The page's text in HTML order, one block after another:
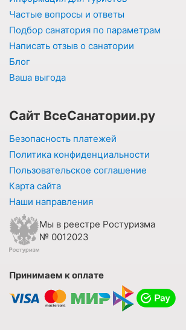
Частые вопросы и ответы
Подбор санатория по параметрам
Написать отзыв о санатории
Блог
Ваша выгода
Сайт ВсеСанатории.ру
Безопасность платежей
Политика конфиденциальности
Пользовательское соглашение
Карта сайта
Наши направления
Мы в реестре Ростуризма
№ 0012023
Принимаем к оплате